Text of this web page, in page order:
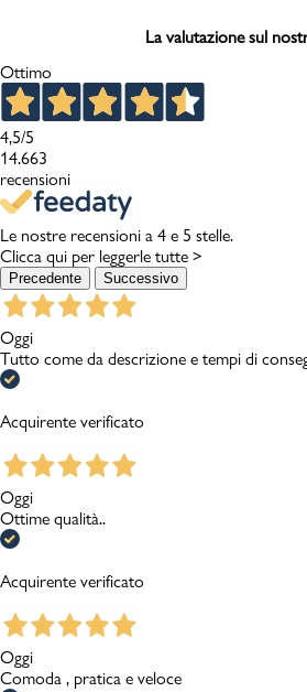
La valutazione sul
Ottimo
4,5/5
14.663
recensioni
Le nostre recensioni a 4 e 5 stelle.
Clicca qui per leggerle tutte >
Precedente Successivo
Oggi
Tutto come da descrizione e tempi di
Acquirente verificato
Oggi
Ottime qualità..
Acquirente verificato
Oggi
Comoda , pratica e veloce